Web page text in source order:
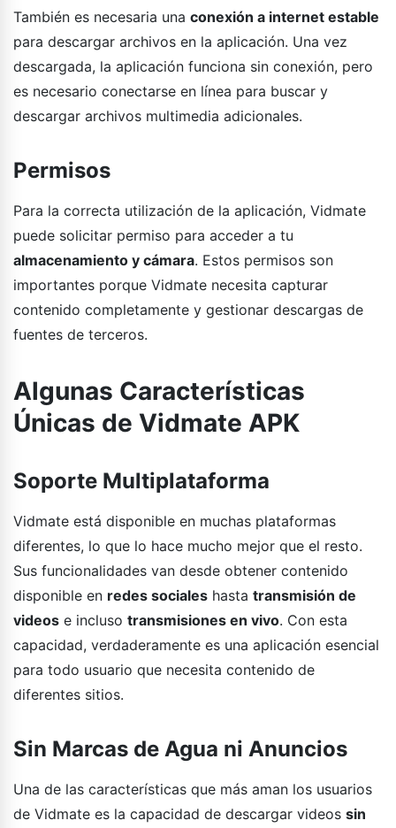
También es necesaria una conexión a internet estable
para descargar archivos en la aplicación. Una vez
descargada, la aplicación funciona sin conexión, pero
es necesario conectarse en línea para buscar y
descargar archivos multimedia adicionales.
Permisos
Para la correcta utilización de la aplicación, Vidmate
puede solicitar permiso para acceder a tu
almacenamiento y cámara. Estos permisos son
importantes porque Vidmate necesita capturar
contenido completamente y gestionar descargas de
fuentes de terceros.
Algunas Características
Únicas de Vidmate APK
Soporte Multiplataforma
Vidmate está disponible en muchas plataformas
diferentes, lo que lo hace mucho mejor que el resto.
Sus funcionalidades van desde obtener contenido
disponible en redes sociales hasta transmisión de
videos e incluso transmisiones en vivo. Con esta
capacidad, verdaderamente es una aplicación esencial
para todo usuario que necesita contenido de
diferentes sitios.
Sin Marcas de Agua ni Anuncios
Una de las características que más aman los usuarios
de Vidmate es la capacidad de descargar videos sin